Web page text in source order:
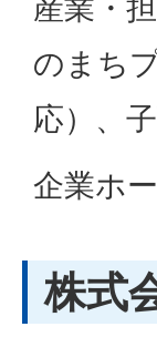
産業・
のまち
応）、
企業ホ
株式